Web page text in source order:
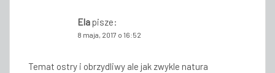
Ela pisze:
8 maja, 2017 o 16:52
Temat ostry i obrzydliwy ale jak zwykle natura